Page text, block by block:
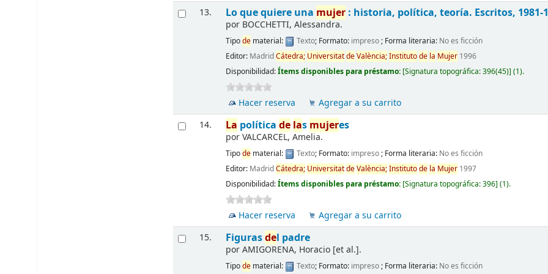
13. Lo que quiere una mujer : historia, política, teoría. Escritos, 1981-
por BOCCHETTI, Alessandra.
Tipode material: Texto; Formato: impreso; Forma literaria: No es ficción
Editor: MadridCátedra; UniversitatdeValència;Institutode la Mujer 1996
Disponibilidad:Ítems disponibles para préstamo: [Signatura topográfica:396(45)](1).
Hacer reserva
Agregar a su carrito
14.
La políticade las mujeres
porVALCARCEL, Amelia.
Tipode material: Texto; Formato: impreso; Forma literaria: No es ficción
Editor: MadridCátedra; UniversitatdeValència;Institutode la Mujer 1997
Disponibilidad:Ítems disponibles para préstamo: [Signatura topográfica:396](1).
Hacer reserva
Agregar a su carrito
15.
Figurasdel padre
porAMIGORENA, Horacio [et al.].
Tipode material: Texto; Formato: impreso; Forma literaria: No es ficción